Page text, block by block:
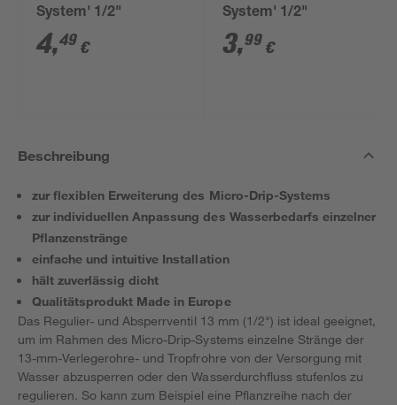
System' 1/2"
4,49 €
System' 1/2"
3,99 €
Beschreibung
zur flexiblen Erweiterung des Micro-Drip-Systems
zur individuellen Anpassung des Wasserbedarfs einzelner
Pflanzenstränge
einfache und intuitive Installation
hält zuverlässig dicht
Qualitätsprodukt Made in Europe
Das Regulier- und Absperrventil 13 mm (1/2") ist ideal geeignet,
um im Rahmen des Micro-Drip-Systems einzelne Stränge der
13-mm-Verlegerohre- und Tropfrohre von der Versorgung mit
Wasser abzusperren oder den Wasserdurchfluss stufenlos zu
regulieren. So kann zum Beispiel eine Pflanzreihe nach der